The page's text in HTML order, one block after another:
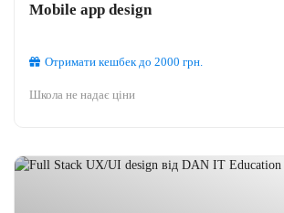
Mobile app design
Отримати кешбекдо 2000 грн.
Школа не надає ціни